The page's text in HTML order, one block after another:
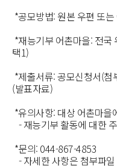
*공모방법: 원본 우편 또는
*재능기부 어촌마을: 전국
택1)
*제출서류: 공모신청서(
(발표자료)
*유의사항: 대상 어촌마을
- 재능기부 활동에 대한
*문의: 044-867-4853
- 자세한 사항은 첨부파